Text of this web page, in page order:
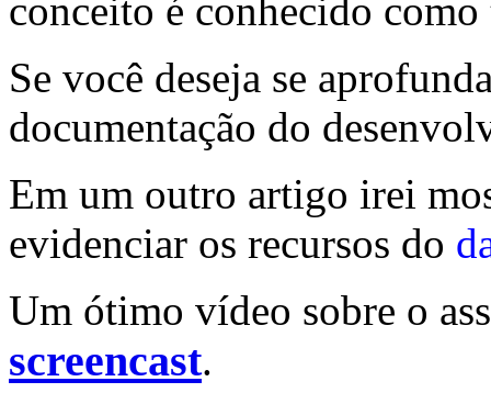
conceito é conhecido como
Se você deseja se
documentação do
Em um outro artigo irei
evidenciar os recursos do
Um ótimo vídeo sobre o
screencast.